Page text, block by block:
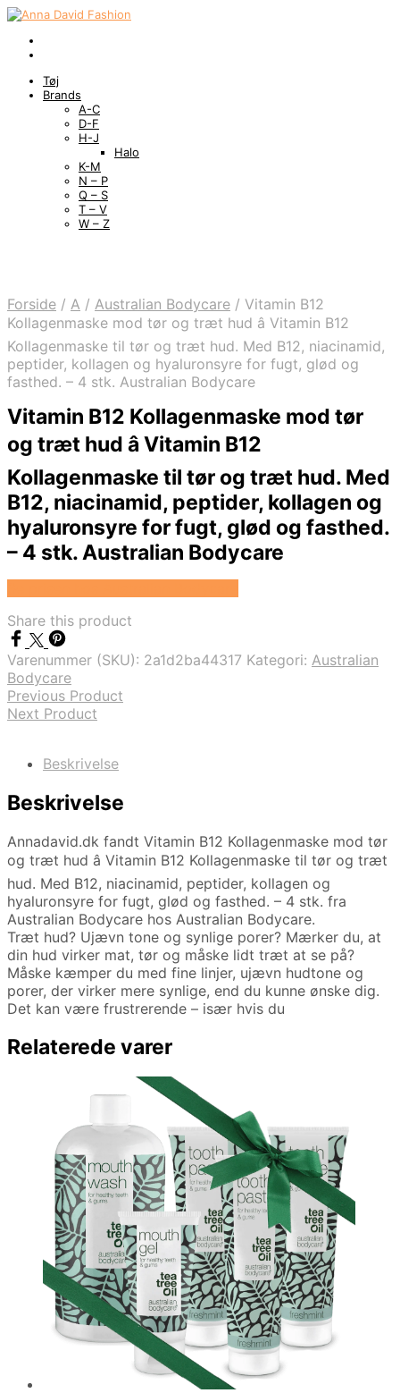
Tøj
Brands
A-C
D-F
H-J
Halo
K-M
N – P
Q – S
T – V
W – Z
Forside / A / Australian Bodycare / Vitamin B12
Kollagenmaske mod tør og træt hud â Vitamin B12
Kollagenmaske til tør og træt hud. Med B12, niacinamid,
peptider, kollagen og hyaluronsyre for fugt, glød og
fasthed. – 4 stk. Australian Bodycare
Vitamin B12 Kollagenmaske mod tør
og træt hud â Vitamin B12
Kollagenmaske til tør og træt hud. Med
B12, niacinamid, peptider, kollagen og
hyaluronsyre for fugt, glød og fasthed.
– 4 stk. Australian Bodycare
Share this product
Varenummer (SKU): 2a1d2ba44317 Kategori: Australian
Bodycare
Previous Product
Next Product
Beskrivelse
Beskrivelse
Annadavid.dk fandt Vitamin B12 Kollagenmaske mod tør
og træt hud â Vitamin B12 Kollagenmaske til tør og træt
hud. Med B12, niacinamid, peptider, kollagen og
hyaluronsyre for fugt, glød og fasthed. – 4 stk. fra
Australian Bodycare hos Australian Bodycare.
Træt hud? Ujævn tone og synlige porer? Mærker du, at
din hud virker mat, tør og måske lidt træt at se på?
Måske kæmper du med fine linjer, ujævn hudtone og
porer, der virker mere synlige, end du kunne ønske dig.
Det kan være frustrerende – især hvis du
Relaterede varer